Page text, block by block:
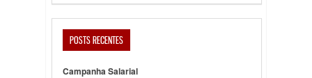
POSTS RECENTES
Campanha Salarial